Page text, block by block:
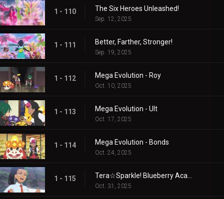
1 - 110 The Six Heroes Unleashed!
Sep. 12, 2025
1 - 111 Better, Farther, Stronger!
Sep. 19, 2025
1 - 112 Mega Evolution - Roy
Oct. 10, 2025
1 - 113 Mega Evolution - Ult
Oct. 17, 2025
1 - 114 Mega Evolution - Bonds
Oct. 24, 2025
1 - 115
Oct. 31, 2025